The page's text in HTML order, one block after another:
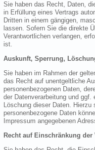
Sie haben das Recht, Daten,
in Erfüllung eines Vertrags
Dritten in einem gängigen,
lassen. Sofern Sie die direkte
Verantwortlichen verlangen,
ist.
Auskunft, Sperrung,
Sie haben im Rahmen der
das Recht auf unentgeltliche
personenbezogenen Daten,
der Datenverarbeitung und
Löschung dieser Daten.
personenbezogene Daten
Impressum angegebenen
Recht auf Einschränkung der